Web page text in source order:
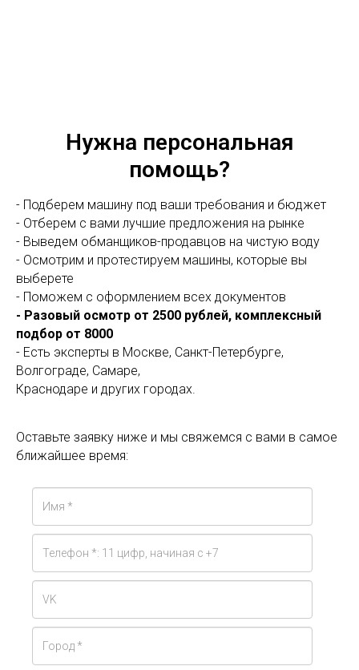
Нужна персональная
помощь?
- Подберем машину под ваши требования и бюджет
- Отберем с вами лучшие предложения на рынке
- Выведем обманщиков-продавцов на чистую воду
- Осмотрим и протестируем машины, которые вы
выберете
- Поможем с оформлением всех документов
- Разовый осмотр от 2500 рублей, комплексный
подбор от 8000
- Есть эксперты в Москве, Санкт-Петербурге,
Волгограде, Самаре,
Краснодаре и других городах.
Оставьте заявку ниже и мы свяжемся с вами в самое
ближайшее время: